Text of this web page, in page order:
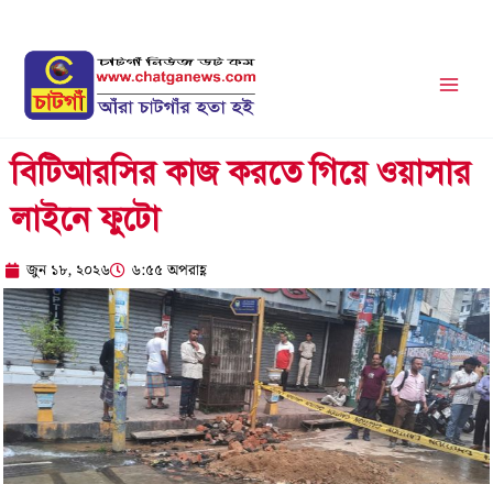
content
বিটিআরসির কাজ করতে গিয়ে ওয়াসার
লাইনে ফুটো
জুন ১৮, ২০২৬ ৬:৫৫ অপরাহ্ণ